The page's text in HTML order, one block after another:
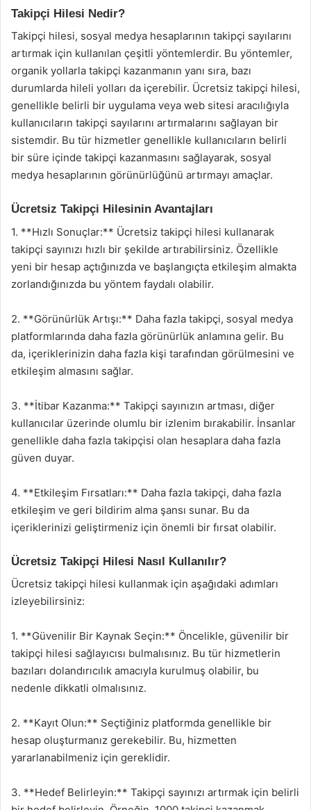
Takipçi Hilesi Nedir?
Takipçi hilesi, sosyal medya hesaplarının takipçi sayılarını
artırmak için kullanılan çeşitli yöntemlerdir. Bu yöntemler,
organik yollarla takipçi kazanmanın yanı sıra, bazı
durumlarda hileli yolları da içerebilir. Ücretsiz takipçi hilesi,
genellikle belirli bir uygulama veya web sitesi aracılığıyla
kullanıcıların takipçi sayılarını artırmalarını sağlayan bir
sistemdir. Bu tür hizmetler genellikle kullanıcıların belirli
bir süre içinde takipçi kazanmasını sağlayarak, sosyal
medya hesaplarının görünürlüğünü artırmayı amaçlar.
Ücretsiz Takipçi Hilesinin Avantajları
1. **Hızlı Sonuçlar:** Ücretsiz takipçi hilesi kullanarak
takipçi sayınızı hızlı bir şekilde artırabilirsiniz. Özellikle
yeni bir hesap açtığınızda ve başlangıçta etkileşim almakta
zorlandığınızda bu yöntem faydalı olabilir.
2. **Görünürlük Artışı:** Daha fazla takipçi, sosyal medya
platformlarında daha fazla görünürlük anlamına gelir. Bu
da, içeriklerinizin daha fazla kişi tarafından görülmesini ve
etkileşim almasını sağlar.
3. **İtibar Kazanma:** Takipçi sayınızın artması, diğer
kullanıcılar üzerinde olumlu bir izlenim bırakabilir. İnsanlar
genellikle daha fazla takipçisi olan hesaplara daha fazla
güven duyar.
4. **Etkileşim Fırsatları:** Daha fazla takipçi, daha fazla
etkileşim ve geri bildirim alma şansı sunar. Bu da
içeriklerinizi geliştirmeniz için önemli bir fırsat olabilir.
Ücretsiz Takipçi Hilesi Nasıl Kullanılır?
Ücretsiz takipçi hilesi kullanmak için aşağıdaki adımları
izleyebilirsiniz:
1. **Güvenilir Bir Kaynak Seçin:** Öncelikle, güvenilir bir
takipçi hilesi sağlayıcısı bulmalısınız. Bu tür hizmetlerin
bazıları dolandırıcılık amacıyla kurulmuş olabilir, bu
nedenle dikkatli olmalısınız.
2. **Kayıt Olun:** Seçtiğiniz platformda genellikle bir
hesap oluşturmanız gerekebilir. Bu, hizmetten
yararlanabilmeniz için gereklidir.
3. **Hedef Belirleyin:** Takipçi sayınızı artırmak için belirli